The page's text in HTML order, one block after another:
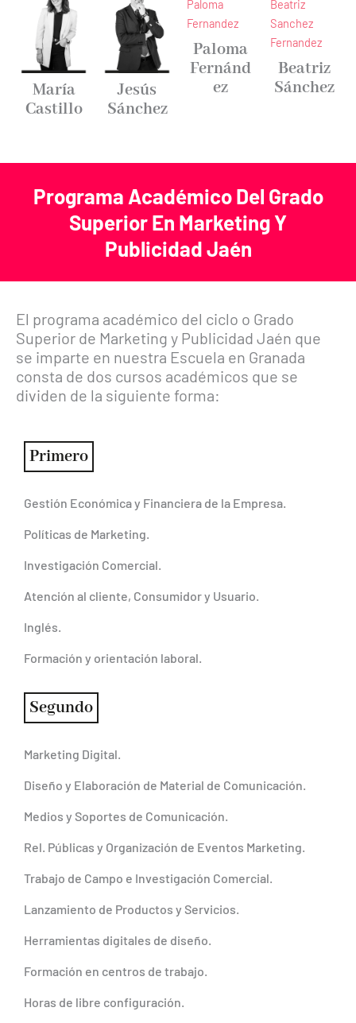
María
Castillo
Jesús
Sánchez
Paloma
Fernánd
ez
Beatriz
Sánchez
Programa Académico Del Grado
Superior En Marketing Y
Publicidad Jaén
El programa académico del ciclo o Grado
Superior de Marketing y Publicidad Jaén que
se imparte en nuestra Escuela en Granada
consta de dos cursos académicos que se
dividen de la siguiente forma:
Primero
Gestión Económica y Financiera de la Empresa.
Políticas de Marketing.
Investigación Comercial.
Atención al cliente, Consumidor y Usuario.
Inglés.
Formación y orientación laboral.
Segundo
Marketing Digital.
Diseño y Elaboración de Material de Comunicación.
Medios y Soportes de Comunicación.
Rel. Públicas y Organización de Eventos Marketing.
Trabajo de Campo e Investigación Comercial.
Lanzamiento de Productos y Servicios.
Herramientas digitales de diseño.
Formación en centros de trabajo.
Horas de libre configuración.